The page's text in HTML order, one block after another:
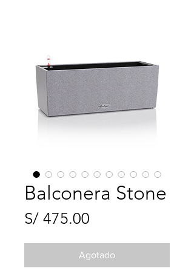
Balconera Stone
S/ 475.00
Agotado